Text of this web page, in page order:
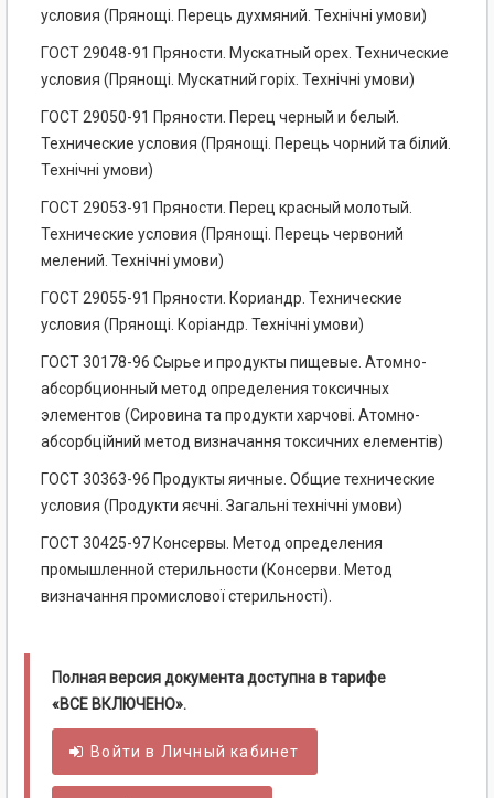
условия (Прянощі. Перець духмяний. Технічні умови)
ГОСТ 29048-91 Пряности. Мускатный орех. Технические
условия (Прянощі. Мускатний горіх. Технічні умови)
ГОСТ 29050-91 Пряности. Перец черный и белый.
Технические условия (Прянощі. Перець чорний та білий.
Технічні умови)
ГОСТ 29053-91 Пряности. Перец красный молотый.
Технические условия (Прянощі. Перець червоний
мелений. Технічні умови)
ГОСТ 29055-91 Пряности. Кориандр. Технические
условия (Прянощі. Коріандр. Технічні умови)
ГОСТ 30178-96 Сырье и продукты пищевые. Атомно-
абсорбционный метод определения токсичных
элементов (Сировина та продукти харчові. Атомно-
абсорбційний метод визначання токсичних елементів)
ГОСТ 30363-96 Продукты яичные. Общие технические
условия (Продукти яєчні. Загальні технічні умови)
ГОСТ 30425-97 Консервы. Метод определения
промышленной стерильности (Консерви. Метод
визначання промислової стерильності).
Полная версия документа доступна в тарифе
«ВСЕ ВКЛЮЧЕНО».
Войти в Личный кабинет